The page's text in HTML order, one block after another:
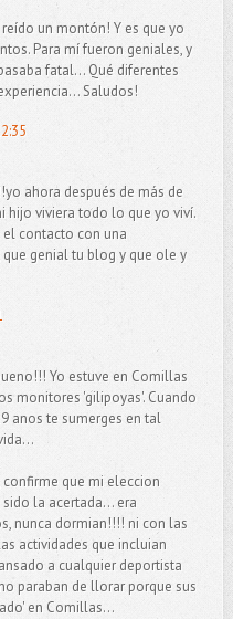
un montón! Y es que yo
Para mí fueron geniales, y
fatal... Qué diferentes
Saludos!
ahora después de más de
hijo viviera todo lo que yo viví.
contacto con una
genial tu blog y que ole y
Yo estuve en Comillas
monitores 'gilipoyas'. Cuando
anos te sumerges en tal
que mi eleccion
la acertada... era
nunca dormian!!!! ni con las
actividades que incluian
a cualquier deportista
paraban de llorar porque sus
en Comillas...